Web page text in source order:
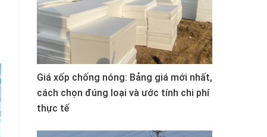
Giá xốp chống nóng: Bảng giá mới nhất,
cách chọn đúng loại và ước tính chi phí
thực tế